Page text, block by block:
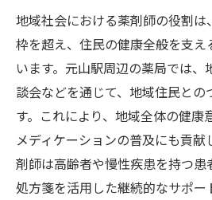
地域社会における薬剤師の役割
枠を超え、住民の健康全般を支え
います。元山駅周辺の薬局では、
談会などを通じて、地域住民との
す。これにより、地域全体の健康
メディケーションの普及にも貢献
剤師は高齢者や慢性疾患を持つ患
処方箋を活用した継続的なサポー